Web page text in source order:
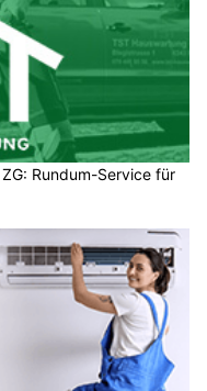
Rundum-Service für